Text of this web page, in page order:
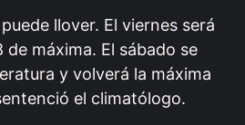
llover. El viernes será
máxima. El sábado se
y volverá la máxima
el climatólogo.